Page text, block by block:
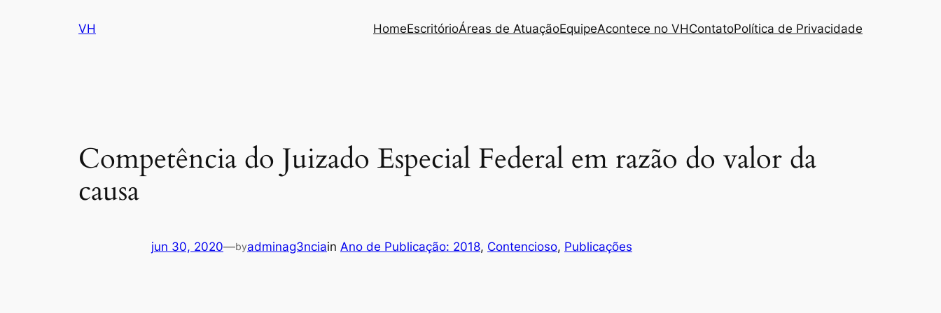
VH HomeEscritórioÁreas de AtuaçãoEquipeAcontece no VHContatoPolítica de Privacidade
Competência do Juizado Especial Federal em razão do valor da
causa
jun 30, 2020—byadminag3nciain Ano de Publicação: 2018, Contencioso, Publicações